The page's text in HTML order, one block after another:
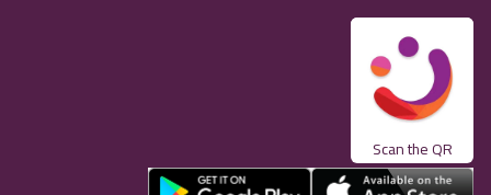
Scan the QR